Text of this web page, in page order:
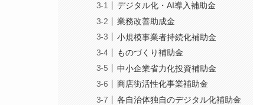
デジタル化・AI導入補助金
業務改善助成金
小規模事業者持続化補助金
ものづくり補助金
中小企業省力化投資補助金
商店街活性化事業補助金
各自治体独自のデジタル化補助金